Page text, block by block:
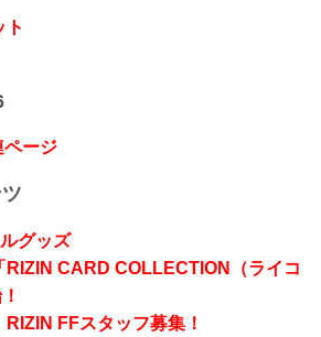
ージ
グッズ
CARD COLLECTION（ライコ
FFスタッフ募集！